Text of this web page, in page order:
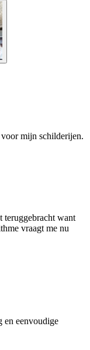
mijn schilderijen.
teruggebracht want
vraagt me nu
en eenvoudige